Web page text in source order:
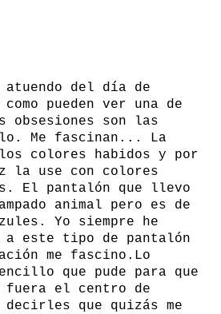
del día de
pueden ver una de
obsesiones son las
Me fascinan... La
colores habidos y por
la use con colores
El pantalón que llevo
animal pero es de
Yo siempre he
a este tipo de pantalón
me fascino.Lo
que pude para que
fuera el centro de
que quizás me